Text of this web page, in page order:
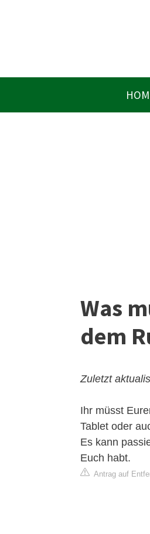
Was
dem
Zuletzt
Ihr müsst
Tablet oder
Es kann
Euch habt.
Antrag auf